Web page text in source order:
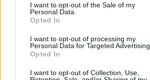
I want to opt-out of the Sale of my
Personal Data.
Opted In
I want to opt-out of processing my
Personal Data for Targeted Advertising.
Opted In
I want to opt-out of Collection, Use,
Stadio:Stamford Bridge (41.837)
Città:Londra
Manager:Enzo Maresca
ALBO D'ORO
FA Cup:8